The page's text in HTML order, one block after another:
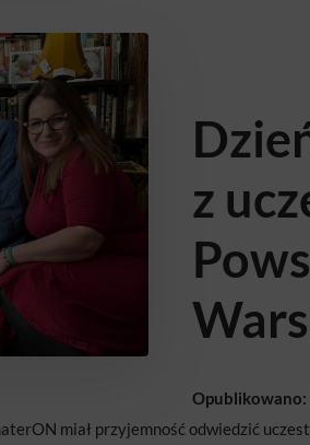
z
Opublikowano:
miał przyjemność odwiedzić